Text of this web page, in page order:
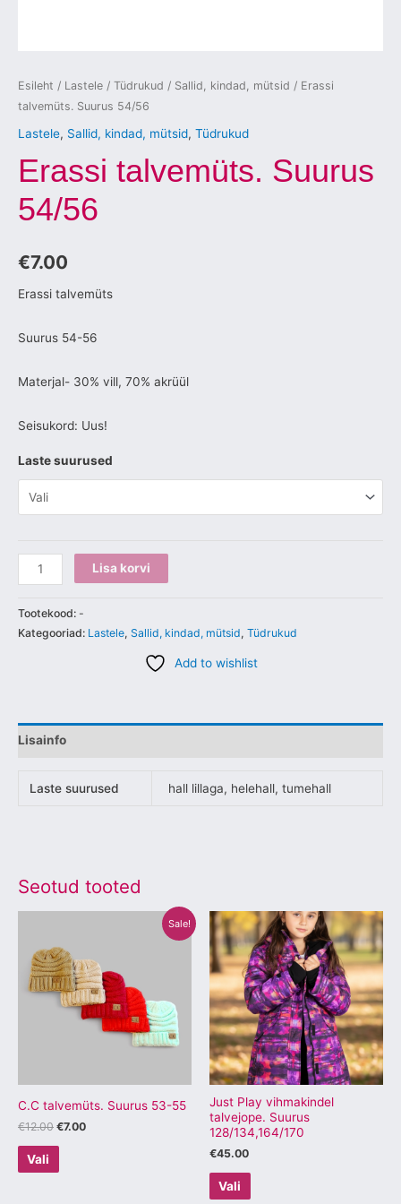
Esileht / Lastele / Tüdrukud / Sallid, kindad, mütsid / Erassi
talvemüts. Suurus 54/56
Lastele, Sallid, kindad, mütsid, Tüdrukud
Erassi talvemüts. Suurus
54/56
€7.00
Erassi talvemüts
Suurus 54-56
Materjal- 30% vill, 70% akrüül
Seisukord: Uus!
Laste suurused
Lisa korvi
Tootekood: -
Kategooriad: Lastele, Sallid, kindad, mütsid, Tüdrukud
Add to wishlist
Lisainfo
Laste suurused hall lillaga, helehall, tumehall
Seotud tooted
Sale!
C.C talvemüts. Suurus 53-55
€12.00
oli:
€12.00.
€7.00
€7.00.
Vali
on
mitu
varianti.
Valikuid
tootelehel.
Just Play vihmakindel
talvejope. Suurus
128/134,164/170
€45.00
Vali
Sellel
tootel
on
mitu
varianti.
Valikuid
saab
teha
tootelehel.